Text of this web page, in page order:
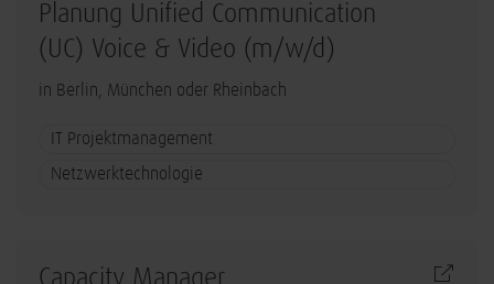
Planung Unified Communication
(UC) Voice & Video (m/w/d)
in Berlin, München oder Rheinbach
IT Projektmanagement
Netzwerktechnologie
Capacity Manager